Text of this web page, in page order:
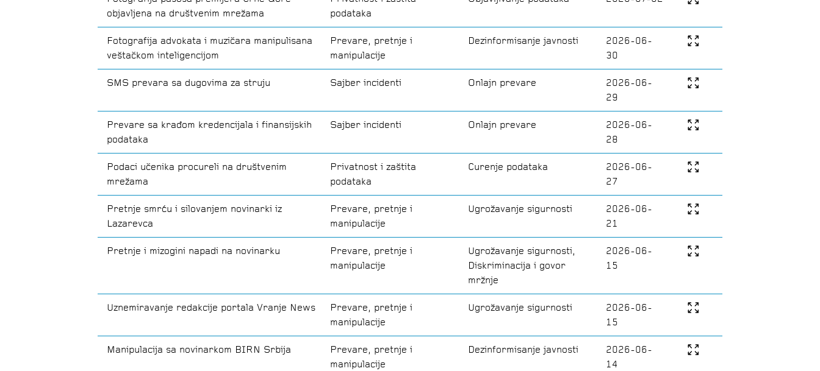
objavljena na društvenim mrežama
podataka
Fotografija advokata i muzičara manipulisana
veštačkom inteligencijom
Prevare, pretnje i
manipulacije
Dezinformisanje javnosti
2026-06-
30
SMS prevara sa dugovima za struju Sajber incidenti Onlajn prevare
2026-06-
29
Prevare sa krađom kredencijala i finansijskih
podataka
Sajber incidenti Onlajn prevare
2026-06-
28
Podaci učenika procureli na društvenim
mrežama
Privatnost i zaštita
podataka
Curenje podataka
2026-06-
27
Pretnje smrću i silovanjem novinarki iz
Lazarevca
Prevare, pretnje i
manipulacije
Ugrožavanje sigurnosti
2026-06-
21
Pretnje i mizogini napadi na novinarku
Prevare, pretnje i
manipulacije
Ugrožavanje sigurnosti,
Diskriminacija i govor
mržnje
2026-06-
15
Uznemiravanje redakcije portala Vranje News
Prevare, pretnje i
manipulacije
Ugrožavanje sigurnosti
2026-06-
15
Manipulacija sa novinarkom BIRN Srbija
Prevare, pretnje i
manipulacije
Dezinformisanje javnosti
2026-06-
14